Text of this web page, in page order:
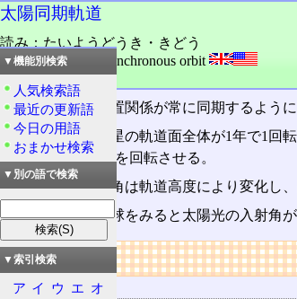
太陽同期軌道
読み：たいようどうき・きどう
外語：SSO: Sun-synchronous orbit
品詞：名詞
衛星と太陽の位置関係が常に同期するよう
この軌道では衛星の軌道面全体が1年で1回
と同方向に軌道面を回転させる。
適切な軌道傾斜角は軌道高度により変化し
この軌道から地球をみると太陽光の入射角
リンク
関連する用語
▼機能別検索
人気検索語
最近の更新語
今日の用語
おまかせ検索
▼別の語で検索
▼索引検索
ア イ ウ エ オ